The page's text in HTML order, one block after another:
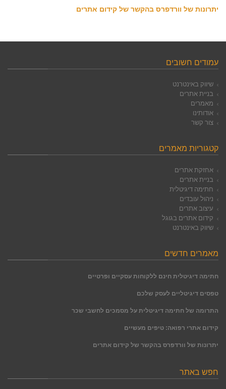
יתרונות של וורדפרס בהקשר של קידום אתרים
עמודים חשובים
שיווק באינטרנט
בניית אתרים
מאמרים
אודותינו
צור קשר
קטגוריות מאמרים
אחזקת אתרים
בניית אתרים
חתימה דיגיטלית
ניהול עובדים
עיצוב אתרים
קידום אתרים בגוגל
שיווק באינטרנט
מאמרים חדשים
חתימה דיגיטלית חינם ללקוחות עסקיים ופרטיים
טפסים דיגיטליים לעסק שלכם
התרומה של חתימה דיגיטלית על מסמכים לחשבי שכר
קידום אתרי רפואה: טיפים מעשיים
יתרונות של וורדפרס בהקשר של קידום אתרים
חפש באתר